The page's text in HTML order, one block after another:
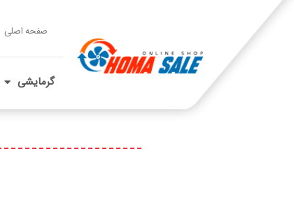
صفحه اصلی
گرمایشی